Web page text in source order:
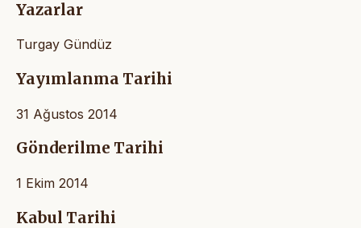
Yazarlar
Turgay Gündüz
Yayımlanma Tarihi
31 Ağustos 2014
Gönderilme Tarihi
1 Ekim 2014
Kabul Tarihi